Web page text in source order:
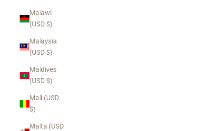
Malawi
(USD $)
Malaysia
(USD $)
Maldives
(USD $)
Mali (USD
$)
Malta (USD